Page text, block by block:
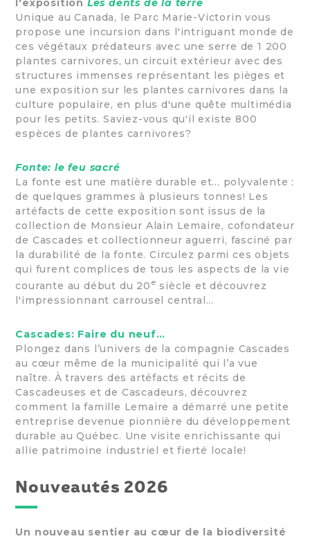
l'exposition Les dents de la terre
Unique au Canada, le Parc Marie-Victorin vous
propose une incursion dans l'intriguant monde de
ces végétaux prédateurs avec une serre de 1 200
plantes carnivores, un circuit extérieur avec des
structures immenses représentant les pièges et
une exposition sur les plantes carnivores dans la
culture populaire, en plus d'une quête multimédia
pour les petits. Saviez-vous qu'il existe 800
espèces de plantes carnivores?
Fonte: le feu sacré
La fonte est une matière durable et... polyvalente :
de quelques grammes à plusieurs tonnes! Les
artéfacts de cette exposition sont issus de la
collection de Monsieur Alain Lemaire, cofondateur
de Cascades et collectionneur aguerri, fasciné par
la durabilité de la fonte. Circulez parmi ces objets
qui furent complices de tous les aspects de la vie
courante au début du 20 e siècle et découvrez
l'impressionnant carrousel central...
Cascades: Faire du neuf…
Plongez dans l’univers de la compagnie Cascades
au cœur même de la municipalité qui l’a vue
naître. À travers des artéfacts et récits de
Cascadeuses et de Cascadeurs, découvrez
comment la famille Lemaire a démarré une petite
entreprise devenue pionnière du développement
durable au Québec. Une visite enrichissante qui
allie patrimoine industriel et fierté locale!
Nouveautés 2026
Un nouveau sentier au cœur de la biodiversité